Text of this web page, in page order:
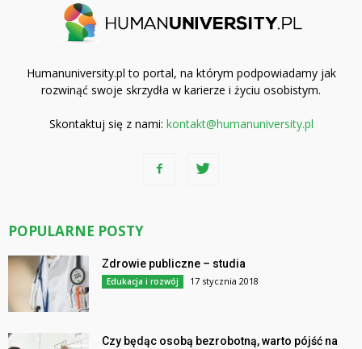
Humanuniversity.pl to portal, na którym podpowiadamy jak
rozwinąć swoje skrzydła w karierze i życiu osobistym.
Skontaktuj się z nami: kontakt@humanuniversity.pl
POPULARNE POSTY
Zdrowie publiczne – studia
Edukacja i rozwój 17 stycznia 2018
Czy będąc osobą bezrobotną, warto pójść na